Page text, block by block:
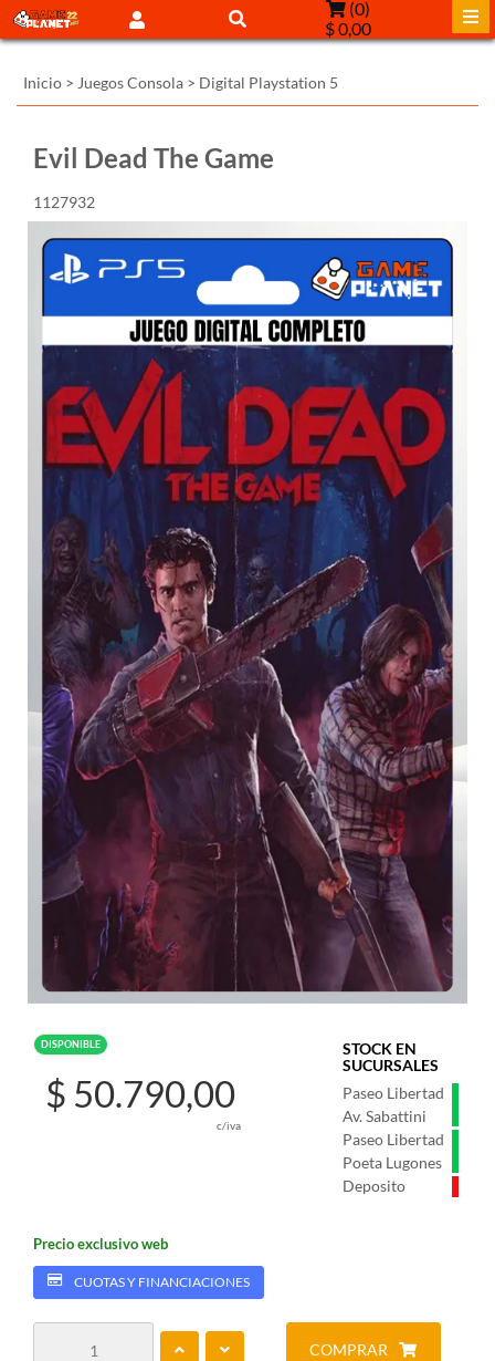
(0)
$ 0,00
Inicio > Juegos Consola > Digital Playstation 5
Evil Dead The Game
1127932
DISPONIBLE
STOCK EN
SUCURSALES
Paseo Libertad
Av. Sabattini
Paseo Libertad
Poeta Lugones
Deposito
$ 50.790,00
c/iva
Precio exclusivo web
CUOTAS Y FINANCIACIONES
COMPRAR